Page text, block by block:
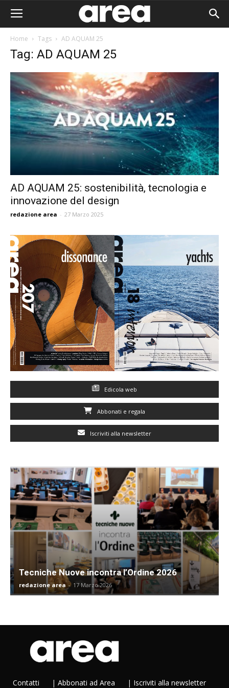
Home Tags AD AQUAM 25
Tag: AD AQUAM 25
AD AQUAM 25: sostenibilità, tecnologia e
innovazione del design
redazione area - 27 Marzo 2025
Edicola web
Abbonati e regala
Iscriviti alla newsletter
Tecniche Nuove incontra l’Ordine 2026
redazione area - 17 Marzo 2026
Contatti | Abbonati ad Area | Iscriviti alla newsletter